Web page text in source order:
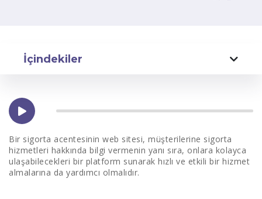
İçindekiler
1-Basit ve Kullanımı Kolay Bir Tasarım:
3-Online Sigorta Teklifleri ve Başvuru Formları:
4-İletişim Bilgileri:
Bir sigorta acentesinin web sitesi, müşterilerine sigorta
hizmetleri hakkında bilgi vermenin yanı sıra, onlara kolayca
ulaşabilecekleri bir platform sunarak hızlı ve etkili bir hizmet
almalarına da yardımcı olmalıdır.